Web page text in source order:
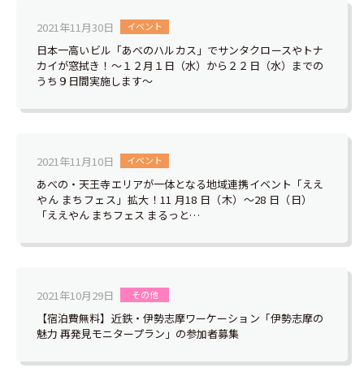
2021年11月30日 イベント
日本一高いビル「あべのハルカス」でサンタクロースやトナ
カイが窓拭き！～１２月１日（水）から２２日（水）までの
うち９日間実施します～
2021年11月10日 イベント
あべの・天王寺エリアが一体となる地域連携イベント「ええ
やん まちフェス」拡大！11 月18 日（木）～28 日（日）
「ええやん まちフェス まるっと…
2021年10月29日 その他
【宿泊費無料】近鉄・伊勢志摩ワーケーション「伊勢志摩の
魅力 再発見モニタープラン」の参加者募集